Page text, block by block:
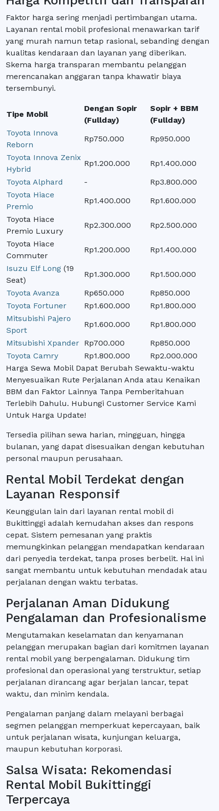
Faktor harga sering menjadi pertimbangan utama.
Layanan rental mobil profesional menawarkan tarif
yang murah namun tetap rasional, sebanding dengan
kualitas kendaraan dan layanan yang diberikan.
Skema harga transparan membantu pelanggan
merencanakan anggaran tanpa khawatir biaya
tersembunyi.
Tipe Mobil
Dengan Sopir
(Fullday)
Sopir + BBM
(Fullday)
Toyota Innova
Reborn
Rp750.000
Rp950.000
Toyota Innova Zenix
Hybrid
Rp1.200.000
Rp1.400.000
Toyota Alphard
-
Rp3.800.000
Toyota Hiace
Premio
Rp1.400.000
Rp1.600.000
Toyota Hiace
Premio Luxury
Rp2.300.000
Rp2.500.000
Toyota Hiace
Commuter
Rp1.200.000
Rp1.400.000
Isuzu Elf Long (19
Seat)
Rp1.300.000
Rp1.500.000
Toyota Avanza
Rp650.000
Rp850.000
Toyota Fortuner
Rp1.600.000
Rp1.800.000
Mitsubishi Pajero
Sport
Rp1.600.000
Rp1.800.000
Mitsubishi Xpander Rp700.000
Rp850.000
Toyota Camry
Rp1.800.000
Rp2.000.000
Harga Sewa Mobil Dapat Berubah Sewaktu-waktu
Menyesuaikan Rute Perjalanan Anda atau Kenaikan
BBM dan Faktor Lainnya Tanpa Pemberitahuan
Terlebih Dahulu. Hubungi Customer Service Kami
Untuk Harga Update!
Tersedia pilihan sewa harian, mingguan, hingga
bulanan, yang dapat disesuaikan dengan kebutuhan
personal maupun perusahaan.
Rental Mobil Terdekat dengan
Layanan Responsif
Keunggulan lain dari layanan rental mobil di
Bukittinggi adalah kemudahan akses dan respons
cepat. Sistem pemesanan yang praktis
memungkinkan pelanggan mendapatkan kendaraan
dari penyedia terdekat, tanpa proses berbelit. Hal ini
sangat membantu untuk kebutuhan mendadak atau
perjalanan dengan waktu terbatas.
Perjalanan Aman Didukung
Pengalaman dan Profesionalisme
Mengutamakan keselamatan dan kenyamanan
pelanggan merupakan bagian dari komitmen layanan
rental mobil yang berpengalaman. Didukung tim
profesional dan operasional yang terstruktur, setiap
perjalanan dirancang agar berjalan lancar, tepat
waktu, dan minim kendala.
Pengalaman panjang dalam melayani berbagai
segmen pelanggan memperkuat kepercayaan, baik
untuk perjalanan wisata, kunjungan keluarga,
maupun kebutuhan korporasi.
Salsa Wisata: Rekomendasi
Rental Mobil Bukittinggi
Terpercaya